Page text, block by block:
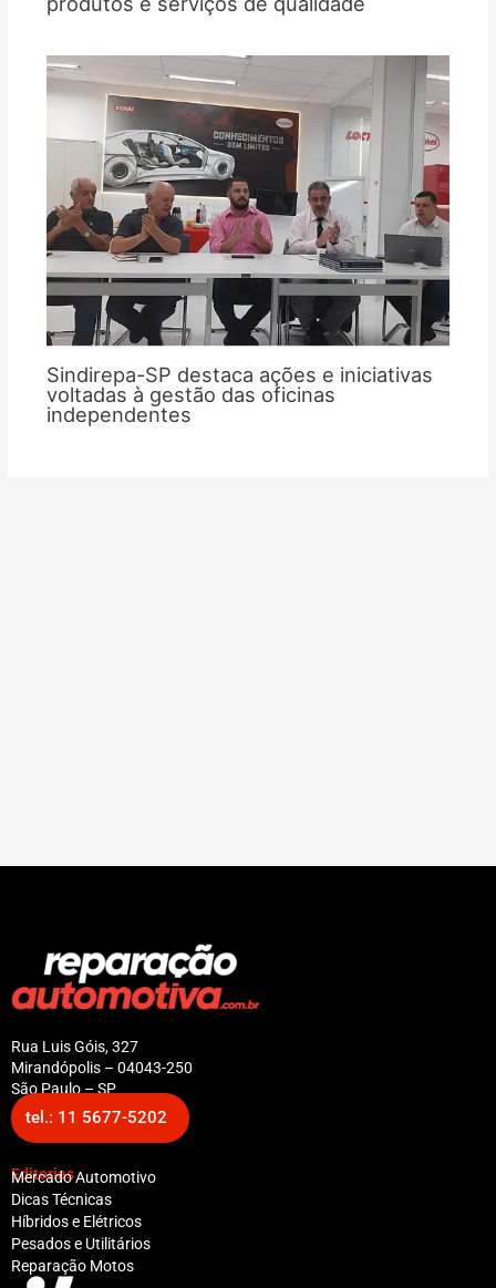
Sindirepa-SP destaca ações e iniciativas
voltadas à gestão das oficinas
independentes
Rua Luis Góis, 327
Mirandópolis – 04043-250
São Paulo – SP
tel.: 11 5677-5202
Editorias
Mercado Automotivo
Dicas Técnicas
Híbridos e Elétricos
Pesados e Utilitários
Reparação Motos